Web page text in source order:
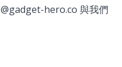
hero.co 與我們